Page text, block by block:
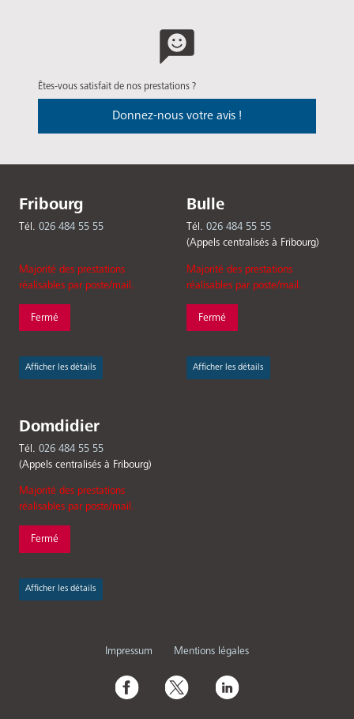
Êtes-vous satisfait de nos prestations ?
Donnez-nous votre avis !
Fribourg
Tél. 026 484 55 55
Majorité des prestations
réalisables par poste/mail.
Fermé
Afficher les détails
Bulle
Tél. 026 484 55 55
(Appels centralisés à Fribourg)
Majorité des prestations
réalisables par poste/mail.
Fermé
Afficher les détails
Domdidier
Tél. 026 484 55 55
(Appels centralisés à Fribourg)
Majorité des prestations
réalisables par poste/mail.
Fermé
Afficher les détails
Social
de
Impressum Mentions légales